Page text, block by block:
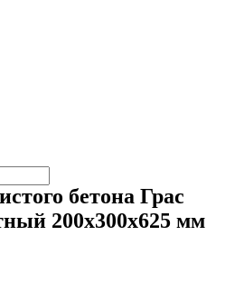
бетона Грас
200х300х625 мм